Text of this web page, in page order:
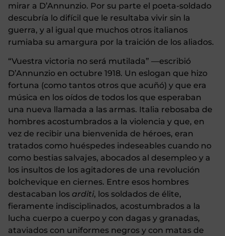
mirar a D’Annunzio. Por su parte el poeta-soldado
descubría lo difícil que le resultaba vivir sin la
guerra, y al igual que muchos otros italianos
rumiaba su amargura por la traición de los aliados.
“Vuestra victoria no será mutilada” —escribió
D’Annunzio en octubre 1918. Un eslogan que hizo
fortuna (como tantos otros que acuñó) y que era
música en los oídos de todos los que esperaban
una nueva llamada a las armas. Italia rebosaba de
hombres acostumbrados a la violencia y que, en
vez de recibir una bienvenida de héroes, eran
tratados como huéspedes indeseables cuando no
como bestias salvajes, abocados al desempleo y a
los insultos de los agitadores de una revolución
bolchevique en ciernes. Entre esos hombres
destacaban los arditi, los soldados de élite,
fieramente indisciplinados, acostumbrados a la
lucha cuerpo a cuerpo y con dagas y granadas,
ataviados con uniformes negros y con matas de